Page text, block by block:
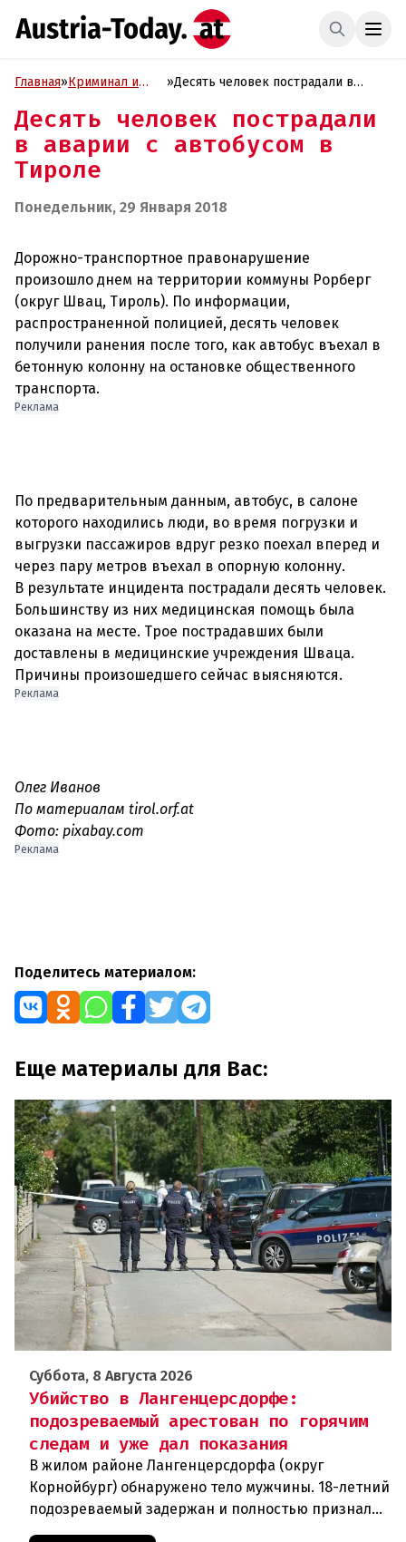
Главная»Криминал и
»Десять человек пострадали в
Десять человек пострадали
в аварии с автобусом в
Тироле
Понедельник, 29 Января 2018
Дорожно-транспортное правонарушение
произошло днем на территории коммуны Рорберг
(округ Швац, Тироль). По информации,
распространенной полицией, десять человек
получили ранения после того, как автобус въехал в
бетонную колонну на остановке общественного
Реклама
По предварительным данным, автобус, в салоне
которого находились люди, во время погрузки и
выгрузки пассажиров вдруг резко поехал вперед и
через пару метров въехал в опорную колонну.
В результате инцидента пострадали десять человек.
Большинству из них медицинская помощь была
оказана на месте. Трое пострадавших были
доставлены в медицинские учреждения Шваца.
Реклама
Олег Иванов
По материалам tirol.orf.at
Фото: pixabay.com
Реклама
Поделитесь материалом:
Еще материалы для Вас:
Суббота, 8 Августа 2026
Убийство в Лангенцерсдорфе:
подозреваемый арестован по горячим
следам и уже дал показания
В жилом районе Лангенцерсдорфа (округ
Корнойбург) обнаружено тело мужчины. 18-летний
подозреваемый задержан и полностью признал
свою вину. По данным следствия, преступление